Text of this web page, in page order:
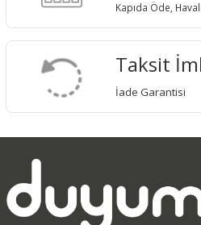
Kapıda Öde,
Taksit
İade Garantisi